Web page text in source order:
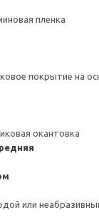
пленка
покрытие на
окантовка
или